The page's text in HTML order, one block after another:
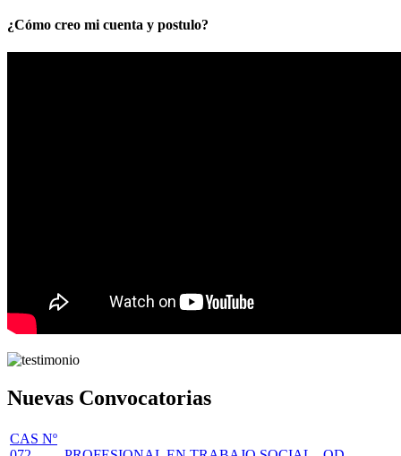
¿Cómo creo mi cuenta y postulo?
Nuevas Convocatorias
CAS Nº